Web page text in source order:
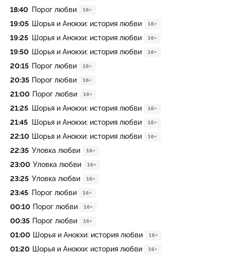
18:40 Порог любви 16+
19:05 Шорья и Анокхи: история любви 16+
19:25 Шорья и Анокхи: история любви 16+
19:50 Шорья и Анокхи: история любви 16+
20:15 Порог любви 16+
20:35 Порог любви 16+
21:00 Порог любви 16+
21:25 Шорья и Анокхи: история любви 16+
21:45 Шорья и Анокхи: история любви 16+
22:10 Шорья и Анокхи: история любви 16+
22:35 Уловка любви 16+
23:00 Уловка любви 16+
23:25 Уловка любви 16+
23:45 Порог любви 16+
00:10 Порог любви 16+
00:35 Порог любви 16+
01:00 Шорья и Анокхи: история любви 16+
01:20 Шорья и Анокхи: история любви 16+